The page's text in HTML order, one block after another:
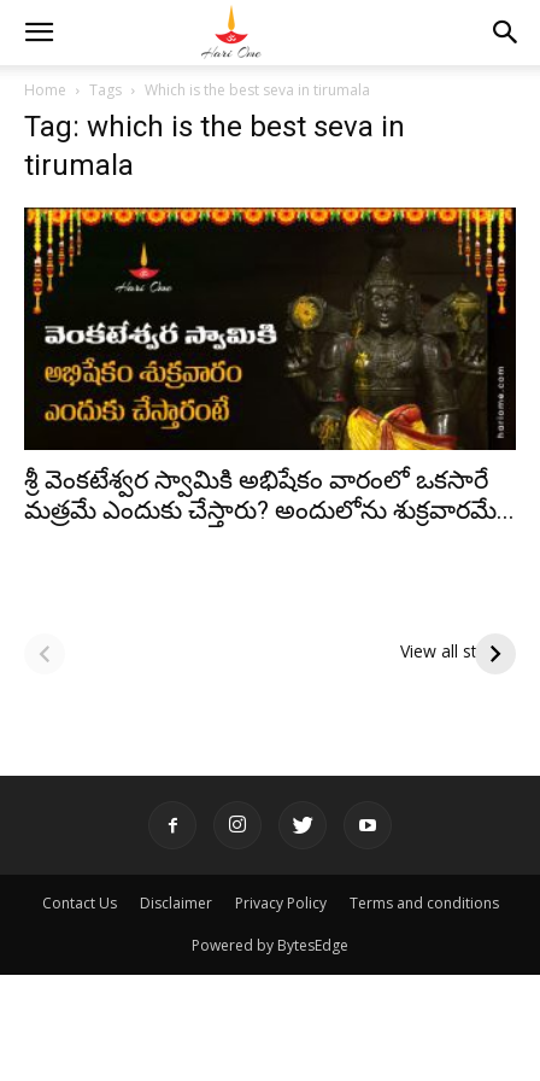
Home Tags Which is the best seva in tirumala
Tag: which is the best seva in
tirumala
శ్రీ వెంకటేశ్వర స్వామికి అభిషేకం వారంలో ఒకసారే
మత్రమే ఎందుకు చేస్తారు? అందులోను శుక్రవారమే...
View all stories
పితృదేవతల ఆశీర్వాదం
ఇంద్రకీలాద్రి గిరి ప్రదక్షిణ
Contact Us Disclaimer Privacy Policy Terms and conditions
Powered by BytesEdge